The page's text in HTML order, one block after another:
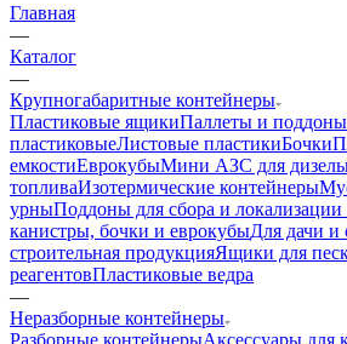
Главная
—
Каталог
—
Крупногабаритные контейнеры
Пластиковые ящикиПаллеты и поддоны
пластиковыеЛистовые пластикиБочки
емкостиЕврокубыМини АЗС для
топливаИзотермические контейнеры
урныПоддоны для сбора и
канистры, бочки и еврокубыДля дачи и
строительная продукцияЯщики для
реагентовПластиковые ведра
—
Неразборные контейнеры
Разборные контейнерыАксессуары для